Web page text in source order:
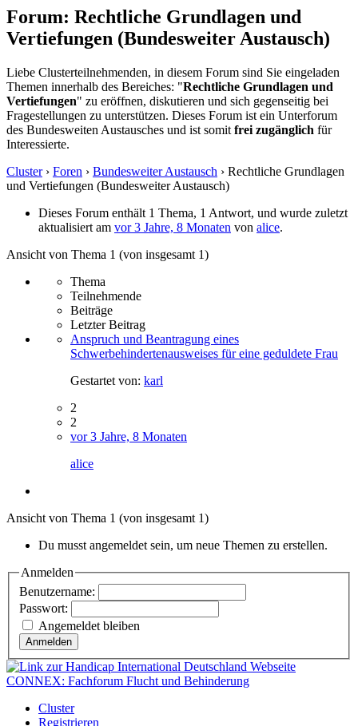
Forum: Rechtliche Grundlagen und
Vertiefungen (Bundesweiter Austausch)
Liebe Clusterteilnehmenden, in diesem Forum sind Sie eingeladen
Themen innerhalb des Bereiches: "Rechtliche Grundlagen und
Vertiefungen" zu eröffnen, diskutieren und sich gegenseitig bei
Fragestellungen zu unterstützen. Dieses Forum ist ein Unterforum
des Bundesweiten Austausches und ist somit frei zugänglich für
Interessierte.
Cluster › Foren › Bundesweiter Austausch › Rechtliche Grundlagen
und Vertiefungen (Bundesweiter Austausch)
Dieses Forum enthält 1 Thema, 1 Antwort, und wurde zuletzt
aktualisiert am vor 3 Jahre, 8 Monaten von alice.
Ansicht von Thema 1 (von insgesamt 1)
Thema
Teilnehmende
Beiträge
Letzter Beitrag
Anspruch und Beantragung eines
Schwerbehindertenausweises für eine geduldete Frau
Gestartet von: karl
2
2
vor 3 Jahre, 8 Monaten
alice
Ansicht von Thema 1 (von insgesamt 1)
Du musst angemeldet sein, um neue Themen zu erstellen.
Anmelden
Benutzername:
Passwort:
Angemeldet bleiben
Anmelden
CONNEX: Fachforum Flucht und Behinderung
Cluster
Registrieren